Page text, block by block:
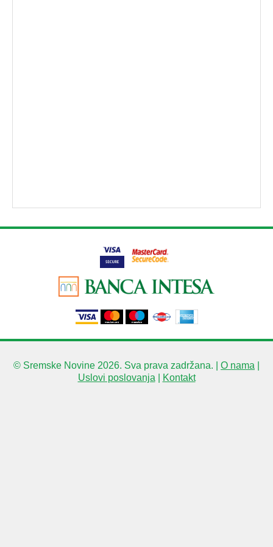
© Sremske Novine 2026. Sva prava zadržana. | O nama
Uslovi poslovanja
Kontakt